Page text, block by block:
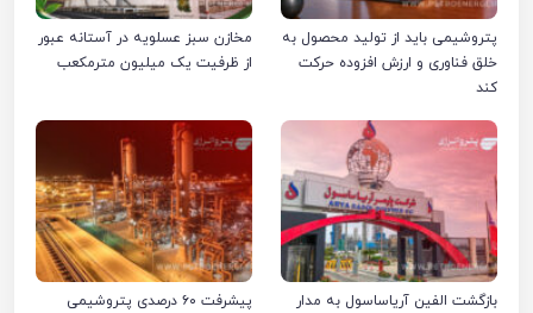
پتروشیمی باید از تولید محصول به
خلق فناوری و ارزش افزوده حرکت
کند
مخازن سبز عسلویه در آستانه عبور
از ظرفیت یک میلیون مترمکعب
بازگشت الفین آریاساسول به مدار
پیشرفت ۶۰ درصدی پتروشیمی